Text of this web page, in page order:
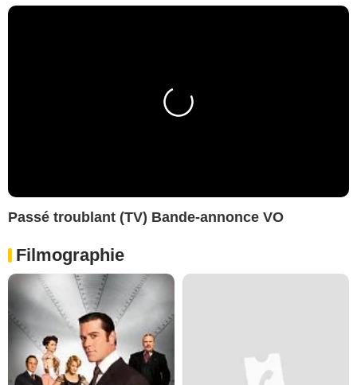
Passé troublant (TV) Bande-annonce VO
Filmographie